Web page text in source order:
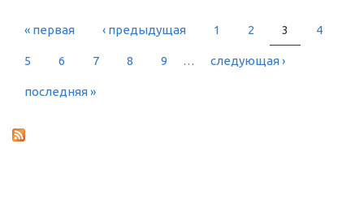
СТРАНИЦЫ
« первая ‹ предыдущая 1 2 3 4
5 6 7 8 9 … следующая ›
последняя »